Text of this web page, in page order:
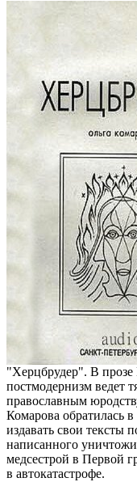
"Херцбрудер". В
постмодернизм ведет
православным
Комарова обратилась
издавать свои тексты
написанного
медсестрой в Первой
в автокатастрофе.